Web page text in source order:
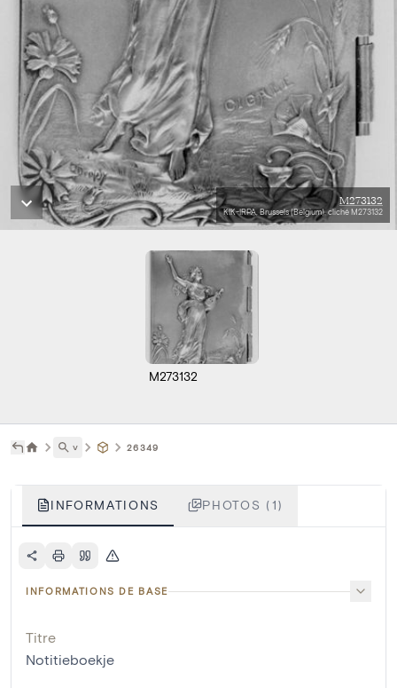
M273132
KIK-IRPA, Brussels (Belgium), cliché M273132
M273132
˅ 26349
INFORMATIONS PHOTOS (1)
INFORMATIONS DE BASE
Titre
Notitieboekje